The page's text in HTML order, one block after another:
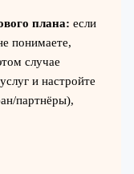
плана: если
понимаете,
случае
и настройте
партнёры),